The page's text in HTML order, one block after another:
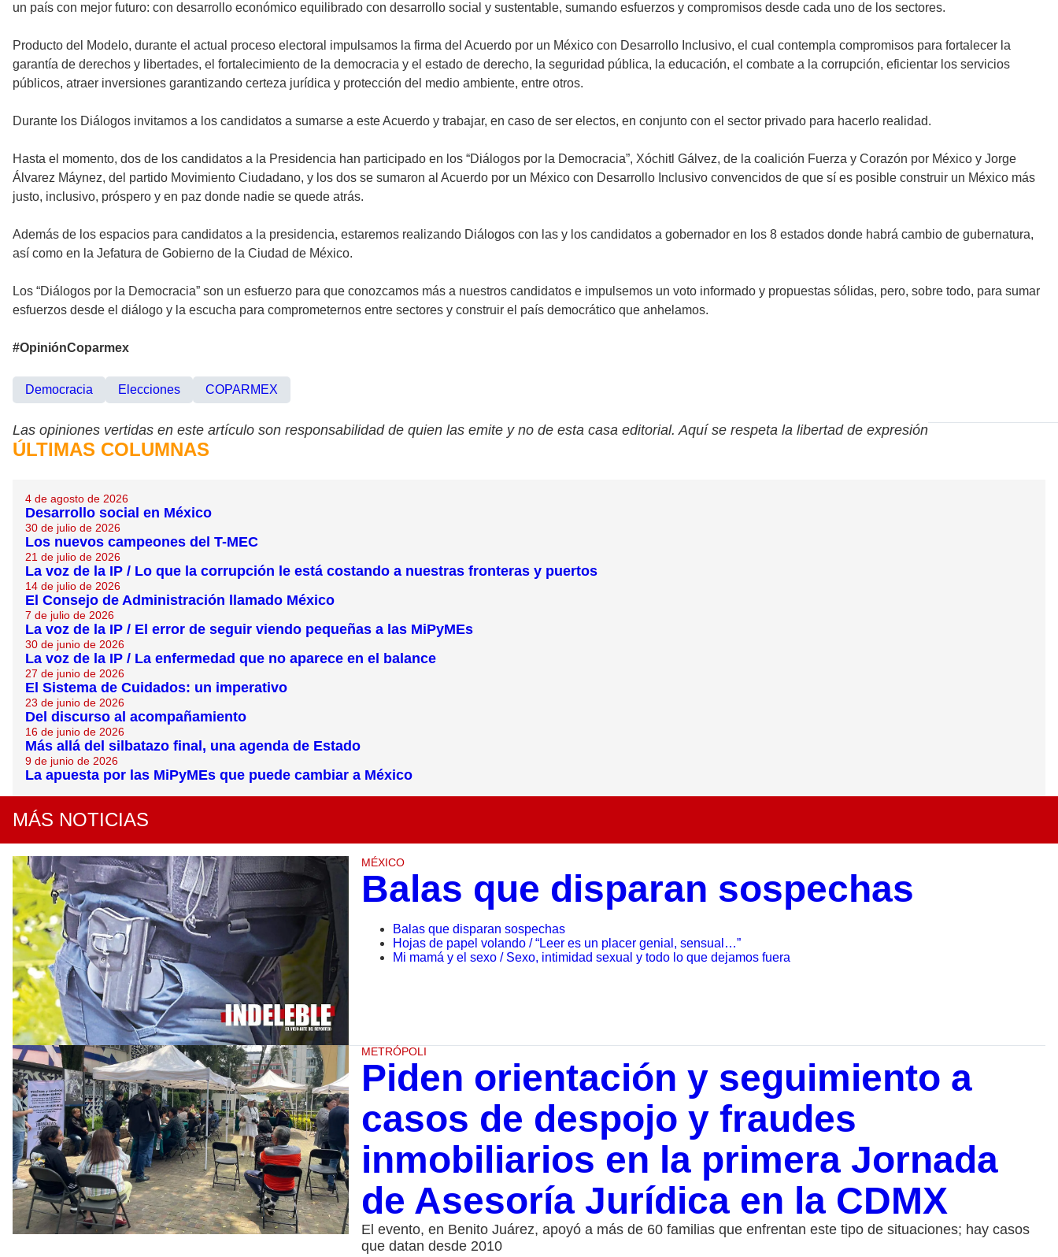
un país con mejor futuro: con desarrollo económico equilibrado con desarrollo social y sustentable, sumando esfuerzos y compromisos desde cada uno de los sectores.
Producto del Modelo, durante el actual proceso electoral impulsamos la firma del Acuerdo por un México con Desarrollo Inclusivo, el cual contempla compromisos para fortalecer la
garantía de derechos y libertades, el fortalecimiento de la democracia y el estado de derecho, la seguridad pública, la educación, el combate a la corrupción, eficientar los servicios
públicos, atraer inversiones garantizando certeza jurídica y protección del medio ambiente, entre otros.
Durante los Diálogos invitamos a los candidatos a sumarse a este Acuerdo y trabajar, en caso de ser electos, en conjunto con el sector privado para hacerlo realidad.
Hasta el momento, dos de los candidatos a la Presidencia han participado en los “Diálogos por la Democracia”, Xóchitl Gálvez, de la coalición Fuerza y Corazón por México y Jorge
Álvarez Máynez, del partido Movimiento Ciudadano, y los dos se sumaron al Acuerdo por un México con Desarrollo Inclusivo convencidos de que sí es posible construir un México más
justo, inclusivo, próspero y en paz donde nadie se quede atrás.
Además de los espacios para candidatos a la presidencia, estaremos realizando Diálogos con las y los candidatos a gobernador en los 8 estados donde habrá cambio de gubernatura,
así como en la Jefatura de Gobierno de la Ciudad de México.
Los “Diálogos por la Democracia” son un esfuerzo para que conozcamos más a nuestros candidatos e impulsemos un voto informado y propuestas sólidas, pero, sobre todo, para sumar
esfuerzos desde el diálogo y la escucha para comprometernos entre sectores y construir el país democrático que anhelamos.
#OpiniónCoparmex
Democracia Elecciones COPARMEX
Las opiniones vertidas en este artículo son responsabilidad de quien las emite y no de esta casa editorial. Aquí se respeta la libertad de expresión
ÚLTIMAS COLUMNAS
4 de agosto de 2026
Desarrollo social en México
30 de julio de 2026
Los nuevos campeones del T-MEC
21 de julio de 2026
La voz de la IP / Lo que la corrupción le está costando a nuestras fronteras y puertos
14 de julio de 2026
El Consejo de Administración llamado México
7 de julio de 2026
La voz de la IP / El error de seguir viendo pequeñas a las MiPyMEs
30 de junio de 2026
La voz de la IP / La enfermedad que no aparece en el balance
27 de junio de 2026
El Sistema de Cuidados: un imperativo
23 de junio de 2026
Del discurso al acompañamiento
16 de junio de 2026
Más allá del silbatazo final, una agenda de Estado
9 de junio de 2026
La apuesta por las MiPyMEs que puede cambiar a México
MÁS NOTICIAS
MÉXICO
Balas que disparan sospechas
Balas que disparan sospechas
Hojas de papel volando / “Leer es un placer genial, sensual…”
Mi mamá y el sexo / Sexo, intimidad sexual y todo lo que dejamos fuera
METRÓPOLI
Piden orientación y seguimiento a
casos de despojo y fraudes
inmobiliarios en la primera Jornada
de Asesoría Jurídica en la CDMX
El evento, en Benito Juárez, apoyó a más de 60 familias que enfrentan este tipo de situaciones; hay casos
que datan desde 2010